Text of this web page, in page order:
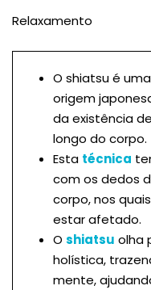
Relaxamento
O shiatsu é
origem
da existência
longo do corpo.
Esta técnica
com os dedos
corpo, nos
estar afetado.
O shiatsu olha
holística,
mente,